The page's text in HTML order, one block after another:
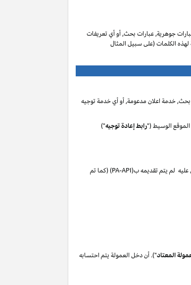
جوهرية, عبارات بحث, أو أي تعريفات
لهذه الكلمات (على سبيل المثال
خدمة اعلان مدعومة, أو أي خدمة توجيه
الوسيط ("رابط إعادة توجيه")
عليه لم يتم تقديمه ب(PA-API) (كما تم
المعتاد"). أن دخل العمولة يتم احتسابه